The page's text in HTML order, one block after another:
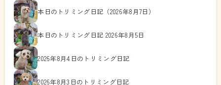
本日のトリミング日記（2026年8月7日）
本日のトリミング日記 2026年8月5日
2026年8月4日のトリミング日記
2026年8月3日のトリミング日記